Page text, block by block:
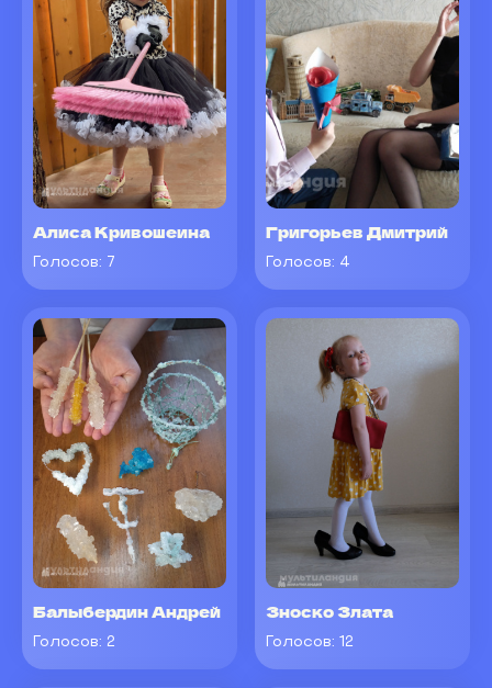
Алиса Кривошеина
Голосов: 7
Григорьев Дмитрий
Голосов: 4
Балыбердин Андрей
Голосов: 2
Зноско Злата
Голосов: 12